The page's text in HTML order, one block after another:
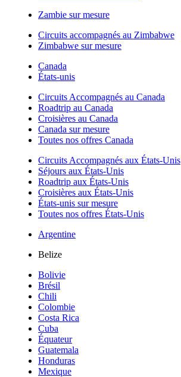
Zambie sur mesure
Circuits accompagnés au Zimbabwe
Zimbabwe sur mesure
Canada
États-unis
Circuits Accompagnés au Canada
Roadtrip au Canada
Croisières au Canada
Canada sur mesure
Toutes nos offres Canada
Circuits Accompagnés aux États-Unis
Séjours aux États-Unis
Roadtrip aux États-Unis
Croisières aux États-Unis
États-unis sur mesure
Toutes nos offres États-Unis
Argentine
Belize
Bolivie
Brésil
Chili
Colombie
Costa Rica
Cuba
Équateur
Guatemala
Honduras
Mexique